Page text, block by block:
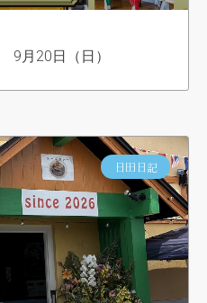
月20日（日）
日田日記